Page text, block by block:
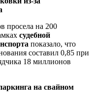
просела на 200
судебной
показало, что
составил 0,85 при
18 миллионов
на свайном